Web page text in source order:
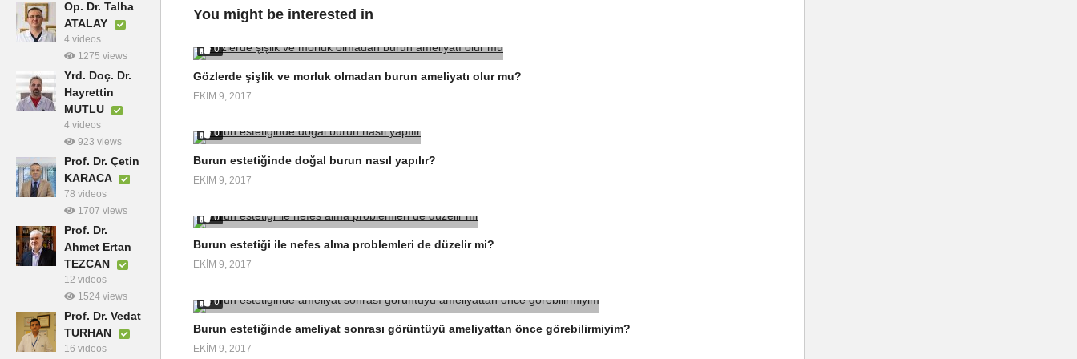
Op. Dr. Talha
ATALAY
4 videos
1275 views
Yrd. Doç. Dr.
Hayrettin
MUTLU
4 videos
923 views
Prof. Dr. Çetin
KARACA
78 videos
1707 views
Prof. Dr.
Ahmet Ertan
TEZCAN
12 videos
1524 views
Prof. Dr. Vedat
TURHAN
16 videos
You might be interested in
0
Gözlerde şişlik ve morluk olmadan burun ameliyatı olur mu?
EKIM 9, 2017
0
Burun estetiğinde doğal burun nasıl yapılır?
EKIM 9, 2017
0
Burun estetiği ile nefes alma problemleri de düzelir mi?
EKIM 9, 2017
0
Burun estetiğinde ameliyat sonrası görüntüyü ameliyattan önce görebilirmiyim?
EKIM 9, 2017